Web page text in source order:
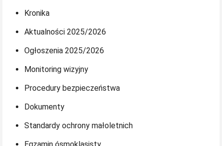
Kronika
Aktualności 2025/2026
Ogłoszenia 2025/2026
Monitoring wizyjny
Procedury bezpieczeństwa
Dokumenty
Standardy ochrony małoletnich